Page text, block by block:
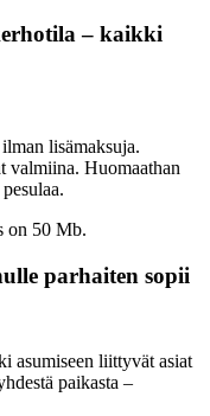
– kaikki
lisämaksuja.
valmiina. Huomaathan
on 50 Mb.
parhaiten sopii
asumiseen liittyvät asiat
paikasta –